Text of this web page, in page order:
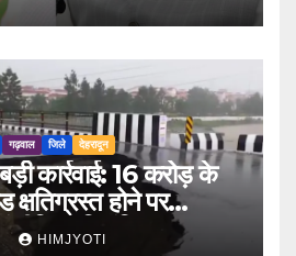
गढ़वाल जिले देहरादून
कार्रवाई: 16 करोड़ के
क्षतिग्रस्त होने पर
निलंबित
HIMJYOTI